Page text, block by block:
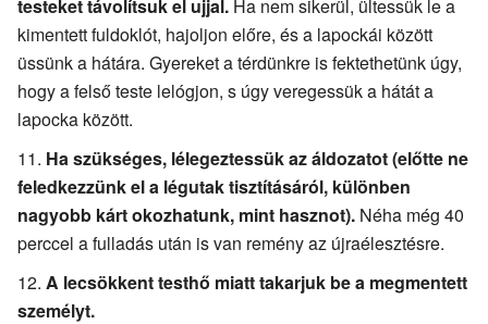
testeket távolítsuk el ujjal. Ha nem sikerül, ültessük le a
kimentett fuldoklót, hajoljon előre, és a lapockái között
üssünk a hátára. Gyereket a térdünkre is fektethetünk úgy,
hogy a felső teste lelógjon, s úgy veregessük a hátát a
lapocka között.
Ha szükséges, lélegeztessük az áldozatot (előtte ne
feledkezzünk el a légutak tisztításáról, különben
nagyobb kárt okozhatunk, mint hasznot). Néha még 40
perccel a fulladás után is van remény az újraélesztésre.
A lecsökkent testhő miatt takarjuk be a megmentett
személyt.